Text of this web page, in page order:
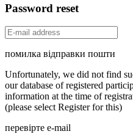
Password reset
помилка відправки пошти
Unfortunately, we did not find
our database of registered
information at the time of
(please select Register for this)
перевірте e-mail